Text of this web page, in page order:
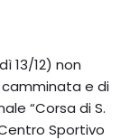
13/12) non
e di
“Corsa di S.
Sportivo